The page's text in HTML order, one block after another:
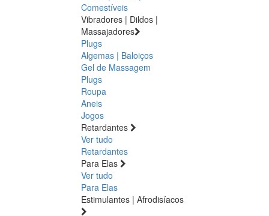
Comestíveis
Vibradores | Dildos |
Massajadores
Plugs
Algemas | Baloiços
Gel de Massagem
Plugs
Roupa
Aneis
Jogos
Retardantes
Ver tudo
Retardantes
Para Elas
Ver tudo
Para Elas
Estimulantes | Afrodisíacos